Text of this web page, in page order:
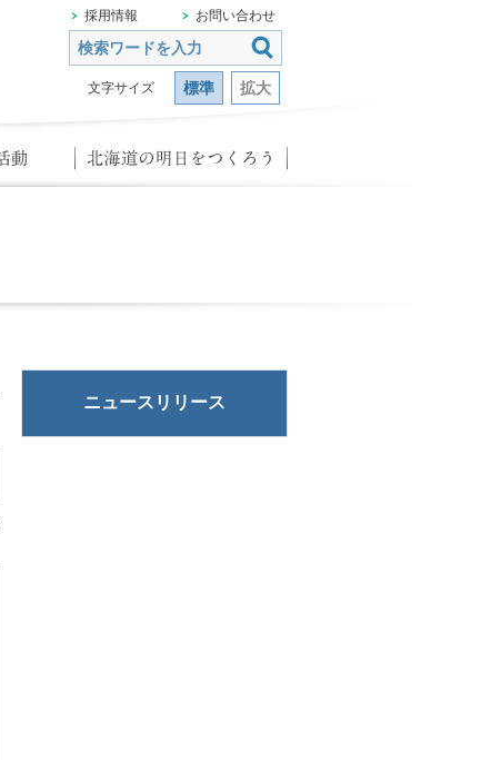
文字サイズ 標準 拡大
採用情報 お問い合わせ
ニュースリリース